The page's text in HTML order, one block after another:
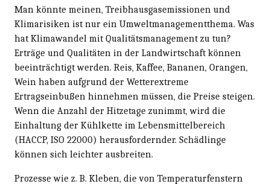
Man könnte meinen, Treibhausgasemissionen und
Klimarisiken ist nur ein Umweltmanagementthema. Was
hat Klimawandel mit Qualitätsmanagement zu tun?
Erträge und Qualitäten in der Landwirtschaft können
beeinträchtigt werden. Reis, Kaffee, Bananen, Orangen,
Wein haben aufgrund der Wetterextreme
Ertragseinbußen hinnehmen müssen, die Preise steigen.
Wenn die Anzahl der Hitzetage zunimmt, wird die
Einhaltung der Kühlkette im Lebensmittelbereich
(HACCP, ISO 22000) herausfordernder. Schädlinge
können sich leichter ausbreiten.
Prozesse wie z. B. Kleben, die von Temperaturfenstern